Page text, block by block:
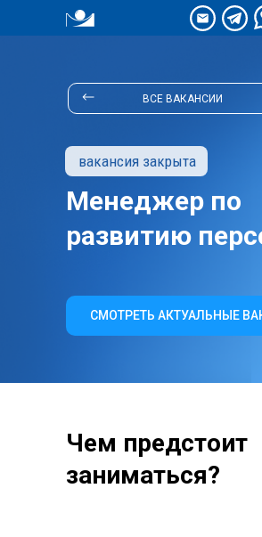
Менеджер по
развитию
ВСЕ ВАКАНСИИ
СМОТРЕТЬ АКТУАЛЬНЫЕ
вакансия закрыта
Чем предстоит
заниматься?